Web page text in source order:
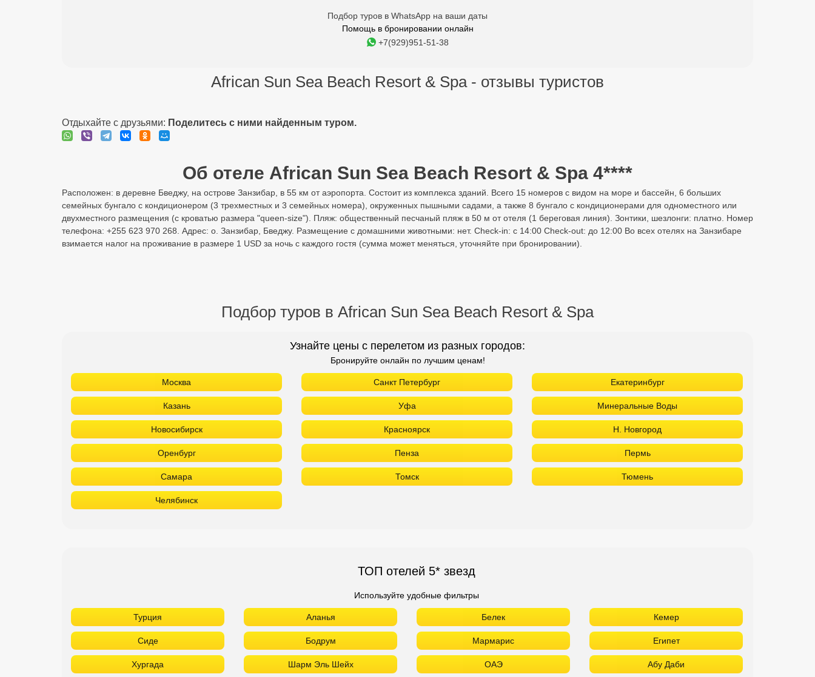
Подбор туров в WhatsApp на ваши даты
Помощь в бронировании онлайн
+7(929)951-51-38
African Sun Sea Beach Resort & Spa - отзывы туристов
Отдыхайте с друзьями: Поделитесь с ними найденным туром.
Об отеле African Sun Sea Beach Resort & Spa 4****
Расположен: в деревне Бведжу, на острове Занзибар, в 55 км от аэропорта. Состоит из комплекса зданий. Всего 15 номеров с видом на море и бассейн, 6 больших
семейных бунгало с кондиционером (3 трехместных и 3 семейных номера), окруженных пышными садами, а также 8 бунгало с кондиционерами для одноместного или
двухместного размещения (с кроватью размера "queen-size"). Пляж: общественный песчаный пляж в 50 м от отеля (1 береговая линия). Зонтики, шезлонги: платно. Номер
телефона: +255 623 970 268. Адрес: о. Занзибар, Бведжу. Размещение с домашними животными: нет. Check-in: с 14:00 Check-out: до 12:00 Во всех отелях на Занзибаре
взимается налог на проживание в размере 1 USD за ночь с каждого гостя (сумма может меняться, уточняйте при бронировании).
Подбор туров в African Sun Sea Beach Resort & Spa
Узнайте цены с перелетом из разных городов:
Бронируйте онлайн по лучшим ценам!
Москва Санкт Петербург Екатеринбург
Казань Уфа Минеральные Воды
Новосибирск Красноярск Н. Новгород
Оренбург Пенза Пермь
Самара Томск Тюмень
Челябинск
ТОП отелей 5* звезд
Используйте удобные фильтры
Турция Аланья Белек Кемер
Сиде Бодрум Мармарис Египет
Хургада Шарм Эль Шейх ОАЭ Абу Даби